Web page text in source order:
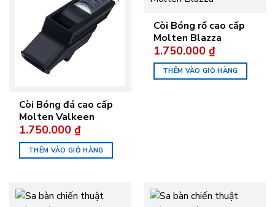
Còi Bóng đá cao cấp
Molten Valkeen
1.750.000₫
THÊM VÀO GIỎ HÀNG
Còi Bóng rổ cao cấp
Molten Blazza
1.750.000₫
THÊM VÀO GIỎ HÀNG